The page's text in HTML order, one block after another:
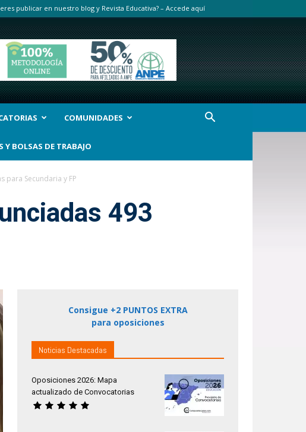
publicar en nuestro blog y Revista Educativa? – Accede aquí
COMUNIDADES
Y BOLSAS DE TRABAJO
para Secundaria y FP
493
Consigue +2 PUNTOS EXTRA
para oposiciones
Noticias Destacadas
Oposiciones 2026: Mapa
actualizado de Convocatorias